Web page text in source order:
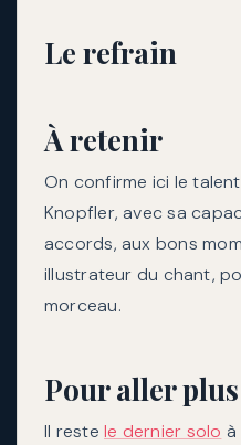
Le refrain
À retenir
On confirme ici le
Knopfler, avec sa
accords, aux bons
illustrateur du chant,
morceau.
Pour aller
Il restele dernier solo à